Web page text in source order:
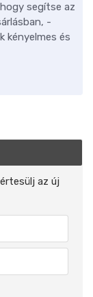
segítse az
-
kényelmes és
az új